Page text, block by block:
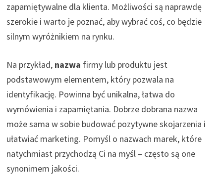
zapamiętywalne dla klienta. Możliwości są naprawdę
szerokie i warto je poznać, aby wybrać coś, co będzie
silnym wyróżnikiem na rynku.
Na przykład, nazwa firmy lub produktu jest
podstawowym elementem, który pozwala na
identyfikację. Powinna być unikalna, łatwa do
wymówienia i zapamiętania. Dobrze dobrana nazwa
może sama w sobie budować pozytywne skojarzenia i
ułatwiać marketing. Pomyśl o nazwach marek, które
natychmiast przychodzą Ci na myśl – często są one
synonimem jakości.